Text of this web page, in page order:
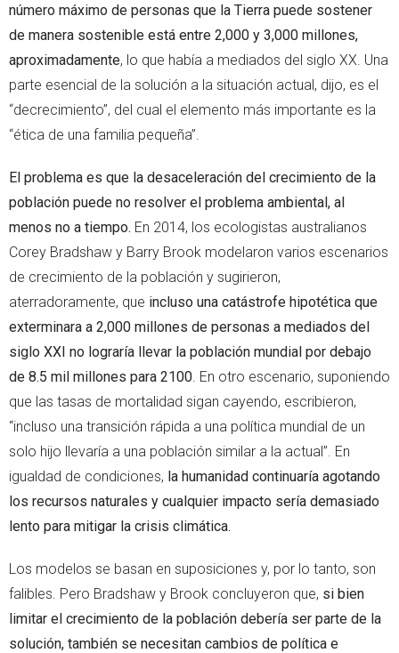
número máximo de personas que la Tierra puede sostener
de manera sostenible está entre 2,000 y 3,000 millones,
aproximadamente, lo que había a mediados del siglo XX. Una
parte esencial de la solución a la situación actual, dijo, es el
“decrecimiento”, del cual el elemento más importante es la
“ética de una familia pequeña”.
El problema es que la desaceleración del crecimiento de la
población puede no resolver el problema ambiental, al
menos no a tiempo. En 2014, los ecologistas australianos
Corey Bradshaw y Barry Brook modelaron varios escenarios
de crecimiento de la población y sugirieron,
aterradoramente, que incluso una catástrofe hipotética que
exterminara a 2,000 millones de personas a mediados del
siglo XXI no lograría llevar la población mundial por debajo
de 8.5 mil millones para 2100 . En otro escenario, suponiendo
que las tasas de mortalidad sigan cayendo, escribieron,
“incluso una transición rápida a una política mundial de un
solo hijo llevaría a una población similar a la actual”. En
igualdad de condiciones, la humanidad continuaría agotando
los recursos naturales y cualquier impacto sería demasiado
lento para mitigar la crisis climática.
Los modelos se basan en suposiciones y, por lo tanto, son
falibles. Pero Bradshaw y Brook concluyeron que, si bien
limitar el crecimiento de la población debería ser parte de la
solución, también se necesitan cambios de política e